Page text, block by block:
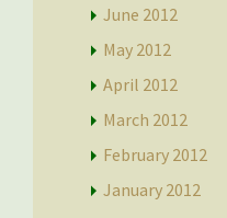
June 2012
May 2012
April 2012
March 2012
February 2012
January 2012